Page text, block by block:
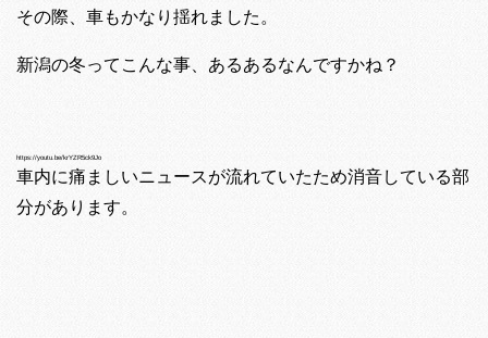
その際、車もかなり揺れました。
新潟の冬ってこんな事、あるあるなんですかね？
https://youtu.be/krYZR5ck9Jo
車内に痛ましいニュースが流れていたため消音している部
分があります。